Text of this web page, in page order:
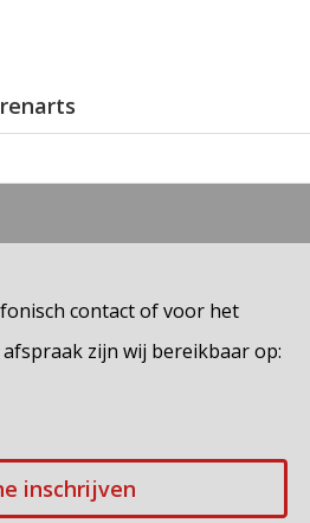
contact of voor het
zijn wij bereikbaar op:
inschrijven